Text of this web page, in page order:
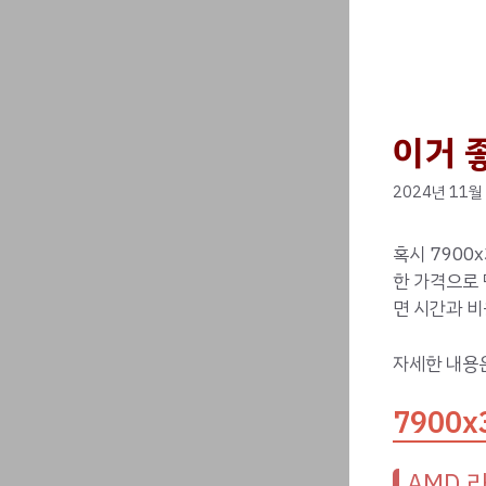
이거
2024년 11
혹시
한 가격으로
면 시간과
자세한 내용